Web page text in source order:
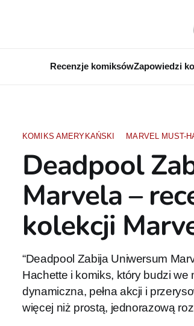
Recenzje komiksówZapowiedzi
KOMIKS AMERYKAŃSKI MARVEL MUST-
Deadpool
Marvela –
kolekcji
“Deadpool Zabija Uniwersum
Hachette i komiks, który budzi
dynamiczna, pełna akcji i
więcej niż prostą, jednorazową